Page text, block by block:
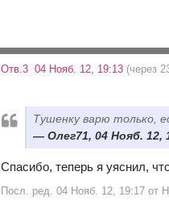
Отв.3 04 Нояб. 12, 19:13 (через
Тушенку варю только,
Олег71, 04 Нояб. 12,
Спасибо, теперь я уяснил,
Посл. ред. 04 Нояб. 12, 19:17 от